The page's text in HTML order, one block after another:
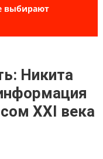
выбирают
Никита
XXI века